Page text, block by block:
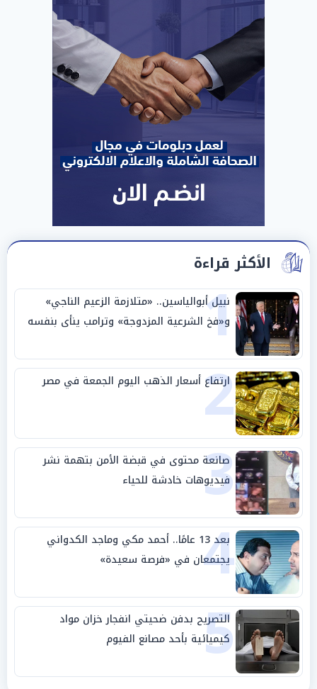
الأكثر قراءة
1
نبيل أبوالياسين.. «متلازمة الزعيم الناجي»
و«فخ الشرعية المزدوجة» وترامب ينأى بنفسه
وحليفه في «ميتم استراتيجي»
2
ارتفاع أسعار الذهب اليوم الجمعة في مصر
3
صانعة محتوى في قبضة الأمن بتهمة نشر
فيديوهات خادشة للحياء
4 بعد 13 عامًا.. أحمد مكي وماجد الكدواني
يجتمعان في «فرصة سعيدة»
5
التصريح بدفن ضحيتي انفجار خزان مواد
كيميائية بأحد مصانع الفيوم